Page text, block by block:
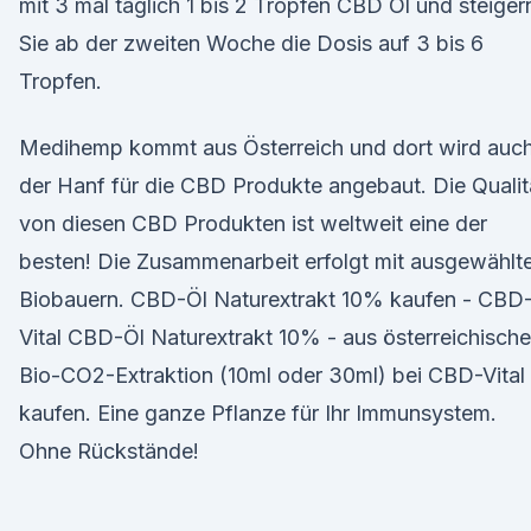
mit 3 mal täglich 1 bis 2 Tropfen CBD Öl und
Sie ab der zweiten Woche die Dosis auf 3 bis 6
Tropfen.
Medihemp kommt aus Österreich und dort wird
der Hanf für die CBD Produkte angebaut. Die
von diesen CBD Produkten ist weltweit eine der
besten! Die Zusammenarbeit erfolgt mit
Biobauern. CBD-Öl Naturextrakt 10% kaufen - CBD-
Vital CBD-Öl Naturextrakt 10% - aus
Bio-CO2-Extraktion (10ml oder 30ml) bei CBD-Vital
kaufen. Eine ganze Pflanze für Ihr Immunsystem.
Ohne Rückstände!